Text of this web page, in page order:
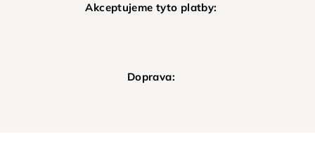
Akceptujeme tyto platby:
Doprava: